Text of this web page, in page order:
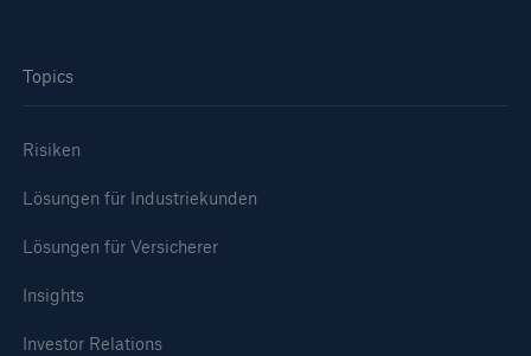
Topics
Risiken
Lösungen für Industriekunden
Lösungen für Versicherer
Insights
Investor Relations
CLARA reduziert die Wartezeit bis zur
50 %